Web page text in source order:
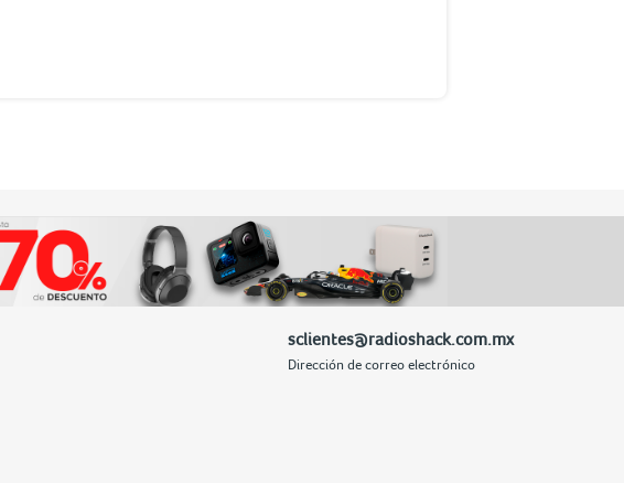
sclientes@radioshack.com.mx
Dirección de correo electrónico